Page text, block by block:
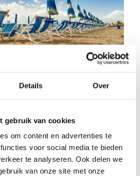
Details Over
gebruik van cookies
om content en advertenties te
voor social media te bieden
te analyseren. Ook delen we
van onze site met onze
middeleeuws vestingstadje op
Gabberi, in de Apuaanse Alpen. De
berg’ en het is één van de
in de omgeving van Camaiore. De
door de smalle geplaveide